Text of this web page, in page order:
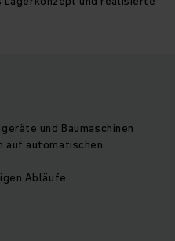
und Baumaschinen
auf automatischen
Abläufe